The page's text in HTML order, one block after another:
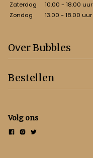
Zaterdag
10.00 - 18.00 uur
Zondag
13.00 - 18.00 uur
Over Bubbles
Bestellen
Volg ons